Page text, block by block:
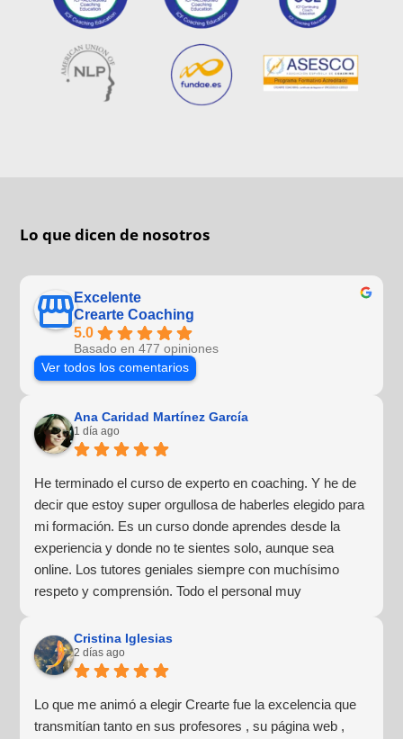
Lo que dicen de nosotros
Excelente
Crearte Coaching
5.0
Basado en 477 opiniones
Ver todos los comentarios
Ana Caridad Martínez García
1 día ago
He terminado el curso de experto en coaching. Y he de
decir que estoy super orgullosa de haberles elegido para
mi formación. Es un curso donde aprendes desde la
experiencia y donde no te sientes solo, aunque sea
online. Los tutores geniales siempre con muchísimo
respeto y comprensión. Todo el personal muy
cercano. Haré más formaciones con ellos sin duda
alguna.
Cristina Iglesias
2 días ago
Lo que me animó a elegir Crearte fue la excelencia que
transmitían tanto en sus profesores , su página web ,